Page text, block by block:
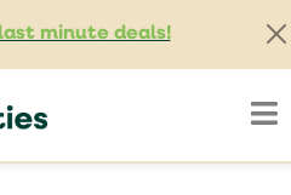
minute deals!